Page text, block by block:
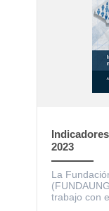
2023
La
trabajo con